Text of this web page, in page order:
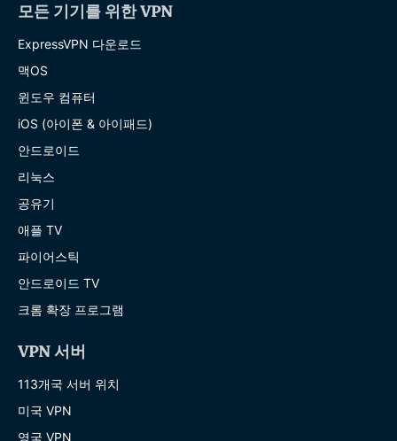
모든 기기를 위한 VPN
ExpressVPN 다운로드
맥OS
윈도우 컴퓨터
iOS (아이폰 & 아이패드)
안드로이드
리눅스
공유기
애플 TV
파이어스틱
안드로이드 TV
크롬 확장 프로그램
VPN 서버
113개국 서버 위치
미국 VPN
영국 VPN